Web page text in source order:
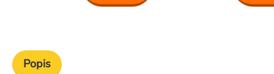
Popis